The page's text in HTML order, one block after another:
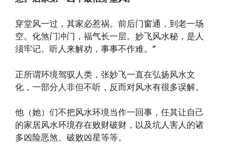
穿堂风一过，其家必惹祸。前后门窗通，到老一场
空。化煞门冲门，福气长一层。妙飞风水秘，是人
须牢记。听人来解劝，事事不作难。 ”
正所谓环境驾驭人类，张妙飞一直在弘扬风水文
化，一部分人非但不听，反而对风水有很多误解。
他（她）们不把风水环境当作一回事，任其让自己
的家居风水环境存在败财破财，以及坑人害人的诸
多凶险恶煞、破败凶星等等。